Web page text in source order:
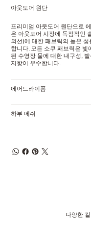
아웃도어 원단
프리미엄 아웃도어 원단으로
은 아웃도어 시장에 독점적인
외선)에 대한 패브릭의 높은
합니다. 모든 소쿠 패브릭은 빛
된 수영장 물에 대한 내구성,
저항이 우수합니다.
에어드라이폼
하부 메쉬
다양한